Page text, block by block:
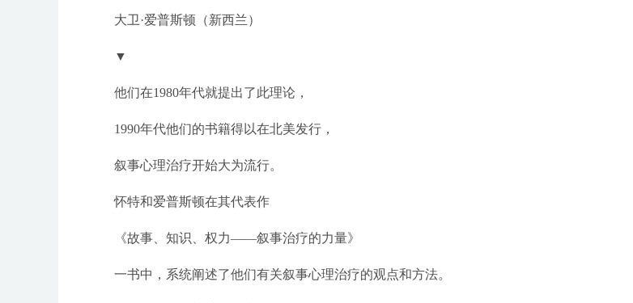
大卫·爱普斯顿（新西兰）
▼
他们在1980年代就提出了此理论，
1990年代他们的书籍得以在北美发行，
叙事心理治疗开始大为流行。
怀特和爱普斯顿在其代表作
《故事、知识、权力——叙事治疗的力量》
一书中，系统阐述了他们有关叙事心理治疗的观点和方法。